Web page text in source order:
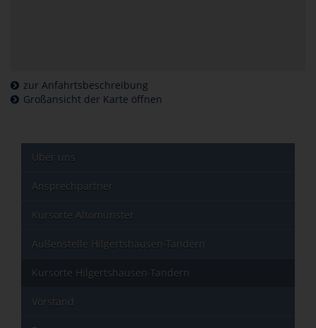
zur Anfahrtsbeschreibung
Großansicht der Karte öffnen
Über uns
Ansprechpartner
Kursorte Altomünster
Außenstelle Hilgertshausen-Tandern
Kursorte Hilgertshausen-Tandern
Vorstand